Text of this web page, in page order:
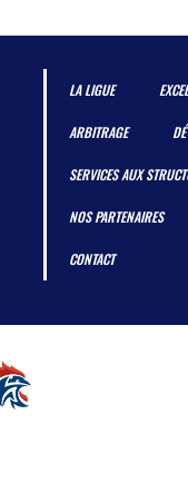
LA LIGUE
ARBITRAGE
SERVICES AUX
NOS PARTENAIRES
CONTACT